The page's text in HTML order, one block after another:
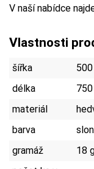
V naší nabídce
Vlastnosti
šířka
délka
materiál
barva
gramáž
18